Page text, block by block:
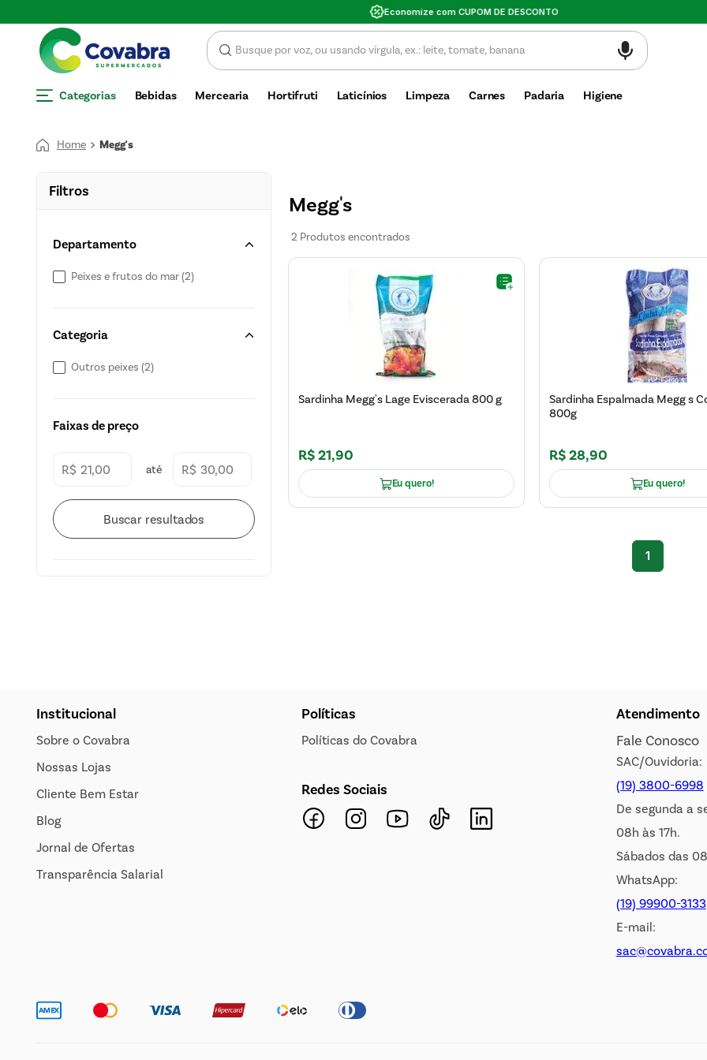
Valor mínimo de compra $30
Categorias Bebidas Mercearia Hortifruti Laticínios Limpeza Carnes Padaria Higiene
Megg's
Filtros
Departamento
Peixes e frutos do mar (2)
Categoria
Outros peixes (2)
Faixas de preço
R$ R$
Megg's
2 Produtos
Sardinha Megg's Lage Eviscerada 800 g
R$21,90
Eu quero!
Sardinha Espalmada Megg s
800g
R$28,90
Eu quero!
1
Institucional
Sobre o Covabra
Nossas Lojas
Cliente Bem Estar
Blog
Jornal de Ofertas
Transparência Salarial
Políticas
Políticas do Covabra
Redes Sociais
Atendimento
Fale Conosco
SAC/Ouvidoria:
(19) 3800-6998
De segunda a
08h às 17h.
Sábados das
WhatsApp:
(19) 99900-3133
E-mail: